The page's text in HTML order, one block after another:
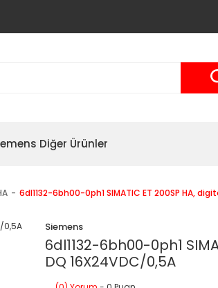
Diğer Ürünler
6dl1132-6bh00-0ph1 SIMATIC ET 200SP HA,
Siemens
6dl1132-6bh00-0ph1
DQ 16X24VDC/0,5A